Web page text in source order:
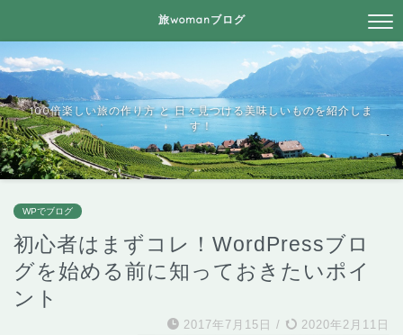
旅womanブログ
100倍楽しい旅の作り方 と 日々見つける美味しいものを紹介しま
す！
WPでブログ
初心者はまずコレ！WordPressブロ
グを始める前に知っておきたいポイ
ント
2017年7月15日 / 2020年2月11日